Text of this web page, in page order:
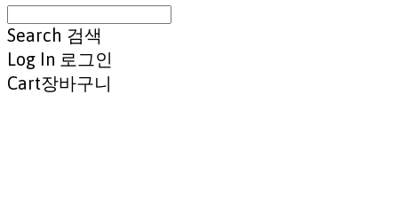
Search 검색
Log In 로그인
Cart장바구니